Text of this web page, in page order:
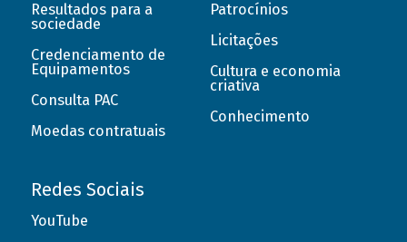
Resultados para a
sociedade
Credenciamento de
Equipamentos
Consulta PAC
Moedas contratuais
Patrocínios
Licitações
Cultura e economia
criativa
Conhecimento
Redes Sociais
YouTube